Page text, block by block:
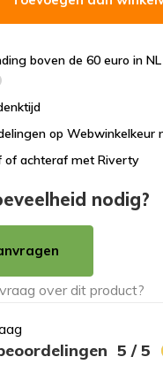
boven de 60 euro in
op Webwinkelkeur
of achteraf met Riverty
nodig?
5 / 5